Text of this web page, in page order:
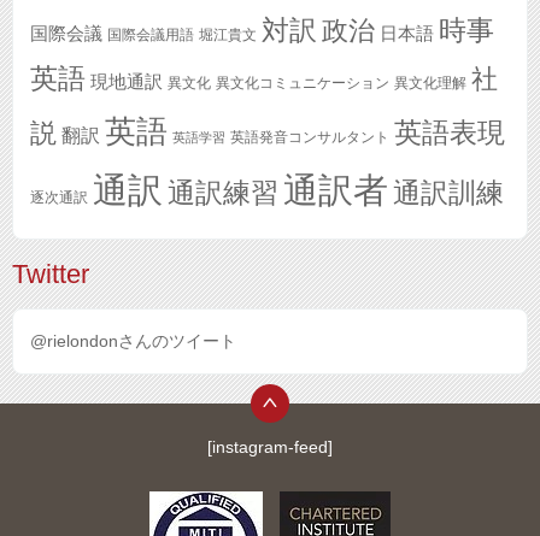
国際会議 国際会議用語 堀江貴文 対訳 政治 日本語 時事
英語 現地通訳 異文化 異文化コミュニケーション 異文化理解 社
説 翻訳 英語 英語学習 英語発音コンサルタント 英語表現
逐次通訳 通訳 通訳練習 通訳者 通訳訓練
Twitter
@rielondonさんのツイート
[instagram-feed]